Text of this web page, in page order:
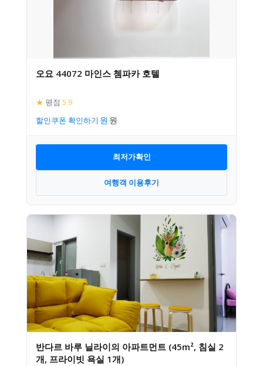
오요 44072 마인스 쳄파카 호텔
★ 평점 5.9
할인쿠폰 확인하기
최저가확인
여행객 이용후기
반다르 바루 닐라이의 아파트먼트 (45m², 침실 2
개, 프라이빗 욕실 1개)